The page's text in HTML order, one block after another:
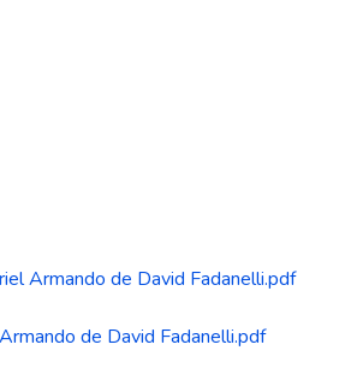
Armando de David Fadanelli.pdf
de David Fadanelli.pdf